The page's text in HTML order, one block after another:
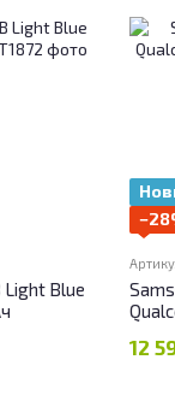
Light Blue
12